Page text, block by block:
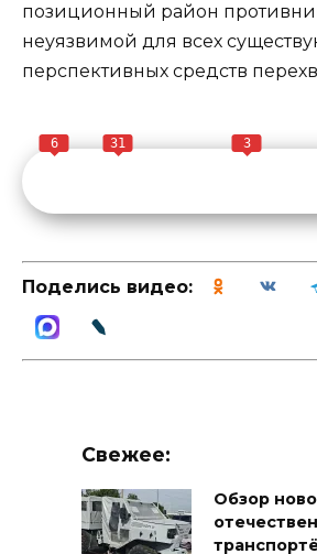
позиционный район
неуязвимой для всех
перспективных средств
6 31 3
Поделись видео:
Свежее:
Обзор